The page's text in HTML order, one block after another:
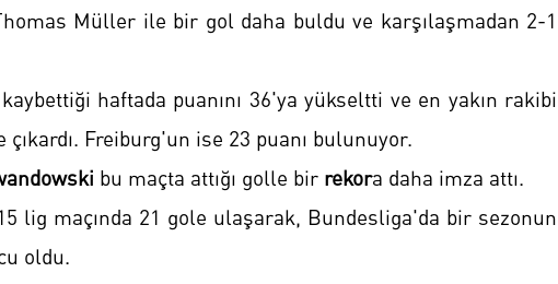
Müller ile bir gol daha buldu ve karşılaşmadan 2-1
haftada puanını 36'ya yükseltti ve en yakın rakibi
Freiburg'un ise 23 puanı bulunuyor.
bu maçta attığı golle birrekora daha imza attı.
lig maçında 21 gole ulaşarak, Bundesliga'da bir sezonun
oldu.